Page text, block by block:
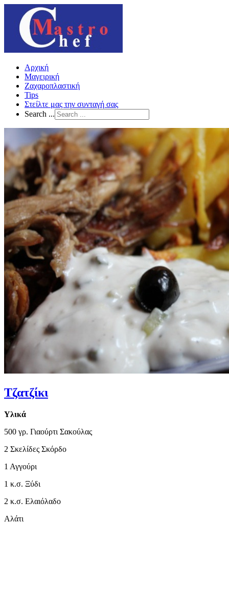
Αρχική
Μαγειρική
Ζαχαροπλαστική
Tips
Στείλτε μας την συνταγή σας
Search ...
Τζατζίκι
Υλικά
500 γρ. Γιαούρτι Σακούλας
2 Σκελίδες Σκόρδο
1 Αγγούρι
1 κ.σ. Ξύδι
2 κ.σ. Ελαιόλαδο
Αλάτι